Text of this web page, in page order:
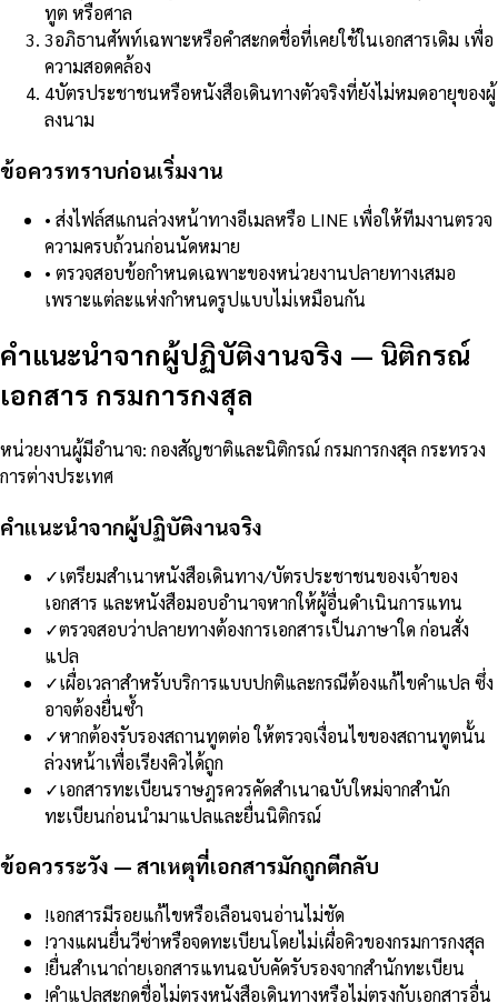
ทูต หรือศาล
3อภิธานศัพท์เฉพาะหรือคำสะกดชื่อที่เคยใช้ในเอกสารเดิม เพื่อ
ความสอดคล้อง
4บัตรประชาชนหรือหนังสือเดินทางตัวจริงที่ยังไม่หมดอายุของผู้
ลงนาม
ข้อควรทราบก่อนเริ่มงาน
• ส่งไฟล์สแกนล่วงหน้าทางอีเมลหรือ LINE เพื่อให้ทีมงานตรวจ
ความครบถ้วนก่อนนัดหมาย
• ตรวจสอบข้อกำหนดเฉพาะของหน่วยงานปลายทางเสมอ
เพราะแต่ละแห่งกำหนดรูปแบบไม่เหมือนกัน
คำแนะนำจากผู้ปฏิบัติงานจริง — นิติกรณ์
เอกสาร กรมการกงสุล
หน่วยงานผู้มีอำนาจ: กองสัญชาติและนิติกรณ์ กรมการกงสุล กระทรวง
การต่างประเทศ
คำแนะนำจากผู้ปฏิบัติงานจริง
✓เตรียมสำเนาหนังสือเดินทาง/บัตรประชาชนของเจ้าของ
เอกสาร และหนังสือมอบอำนาจหากให้ผู้อื่นดำเนินการแทน
✓ตรวจสอบว่าปลายทางต้องการเอกสารเป็นภาษาใด ก่อนสั่ง
แปล
✓เผื่อเวลาสำหรับบริการแบบปกติและกรณีต้องแก้ไขคำแปล ซึ่ง
อาจต้องยื่นซ้ำ
✓หากต้องรับรองสถานทูตต่อ ให้ตรวจเงื่อนไขของสถานทูตนั้น
ล่วงหน้าเพื่อเรียงคิวได้ถูก
✓เอกสารทะเบียนราษฎรควรคัดสำเนาฉบับใหม่จากสำนัก
ทะเบียนก่อนนำมาแปลและยื่นนิติกรณ์
ข้อควรระวัง — สาเหตุที่เอกสารมักถูกตีกลับ
!เอกสารมีรอยแก้ไขหรือเลือนจนอ่านไม่ชัด
!วางแผนยื่นวีซ่าหรือจดทะเบียนโดยไม่เผื่อคิวของกรมการกงสุล
!ยื่นสำเนาถ่ายเอกสารแทนฉบับคัดรับรองจากสำนักทะเบียน
!คำแปลสะกดชื่อไม่ตรงหนังสือเดินทางหรือไม่ตรงกับเอกสารอื่น